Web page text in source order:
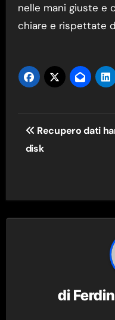
nelle mani giuste e
chiare e rispettate
articoli
Recupero dati
disk
di